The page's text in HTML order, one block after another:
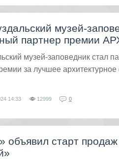
музей-
партнер премии
музей-заповедник стал
за лучшее
14:33 12999 0
объявил старт